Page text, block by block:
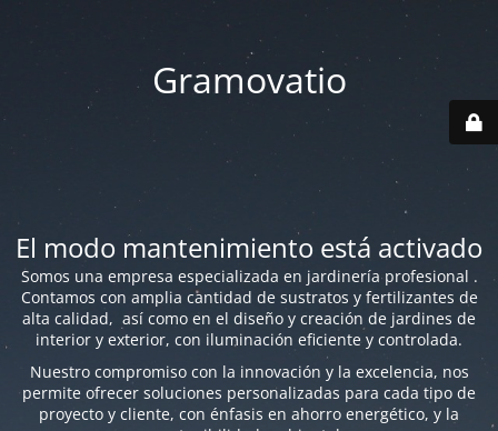
Gramovatio
El modo mantenimiento está activado
Somos una empresa especializada en jardinería profesional .
Contamos con amplia cantidad de sustratos y fertilizantes de
alta calidad, así como en el diseño y creación de jardines de
interior y exterior, con iluminación eficiente y controlada.
Nuestro compromiso con la innovación y la excelencia, nos
permite ofrecer soluciones personalizadas para cada tipo de
proyecto y cliente, con énfasis en ahorro energético, y la